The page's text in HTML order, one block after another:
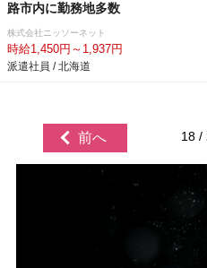
路市内に勤務地多数
株式会社ニッソーネット
時給1,450円～1,937円
派遣社員 / 北海道
前へ 18 /